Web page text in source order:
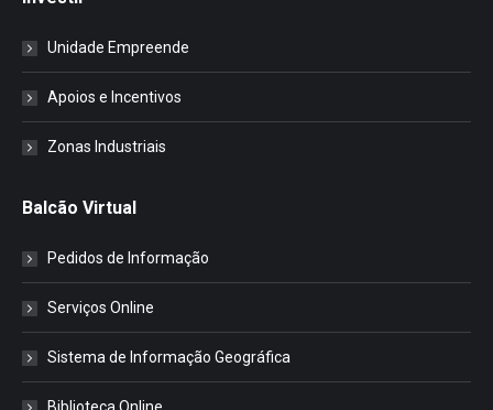
Unidade Empreende
Apoios e Incentivos
Zonas Industriais
Balcão Virtual
Pedidos de Informação
Serviços Online
Sistema de Informação Geográfica